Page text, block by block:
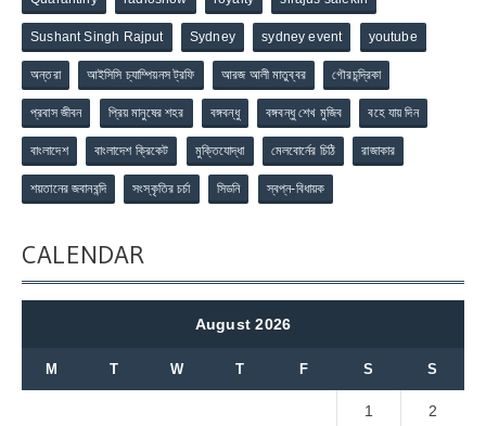
Sushant Singh Rajput Sydney sydney event youtube
অন্তরা আইসিসি চ্যাম্পিয়নস ট্রফি আরজ আলী মাতুব্বর গৌরচন্দ্রিকা
প্রবাস জীবন প্রিয় মানুষের শহর বঙ্গবন্ধু বঙ্গবন্ধু শেখ মুজিব বহে যায় দিন
বাংলাদেশ বাংলাদেশ ক্রিকেট মুক্তিযোদ্ধা মেলবোর্নের চিঠি রাজাকার
শয়তানের জবানবন্দি সংস্কৃতির চর্চা সিডনি স্বপ্ন-বিধায়ক
CALENDAR
August 2026
M T W T F S S
1 2